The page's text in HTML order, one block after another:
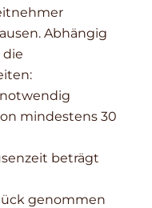
Abhängig
die
notwendig
mindestens 30
beträgt
genommen